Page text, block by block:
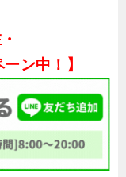
ン中！】